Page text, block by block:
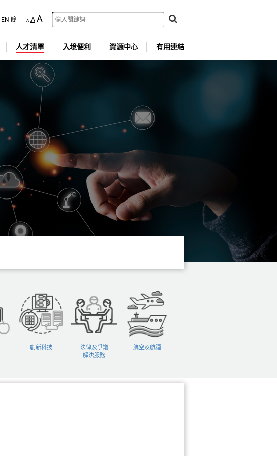
EN 簡 A AA
人才清單 入境便利 資源中心 有用連結
創新科技
法律及爭議
解決服務
航空及航運